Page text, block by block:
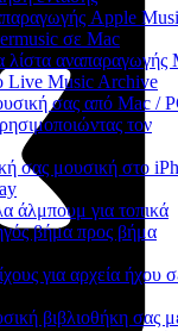
Apple
σε Mac
λίστα αναπαραγωγής
Live Music Archive
σας από Mac /
τον
σας μουσική στο
άλμπουμ για τοπικά
βήμα προς βήμα
για αρχεία ήχου
βιβλιοθήκη σας